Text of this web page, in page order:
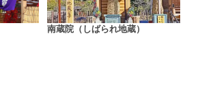
南蔵院（しばられ地蔵）